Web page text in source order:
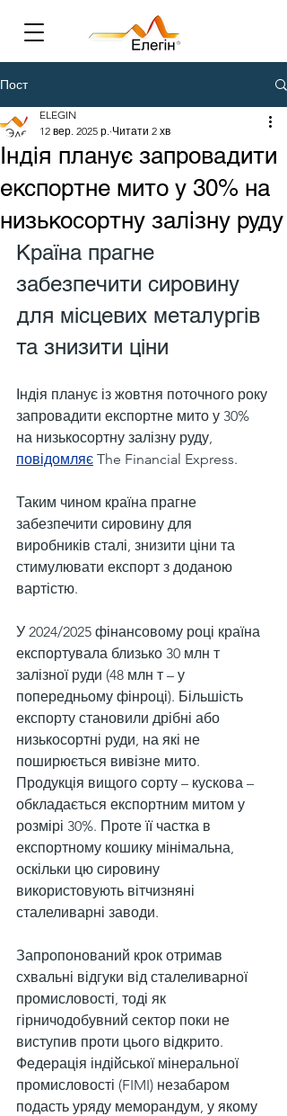
Пост
Індія планує запровадити
експортне мито у 30% на
низькосортну залізну руду
ELEGIN
12 вер. 2025 р. Читати 2 хв
Країна прагне
забезпечити сировину
для місцевих металургів
та знизити ціни
Індія планує із жовтня поточного року
запровадити експортне мито у 30%
на низькосортну залізну руду,
повідомляє The Financial Express.
Таким чином країна прагне
забезпечити сировину для
виробників сталі, знизити ціни та
стимулювати експорт з доданою
вартістю.
У 2024/2025 фінансовому році країна
експортувала близько 30 млн т
залізної руди (48 млн т – у
попередньому фінроці). Більшість
експорту становили дрібні або
низькосортні руди, на які не
поширюється вивізне мито.
Продукція вищого сорту – кускова –
обкладається експортним митом у
розмірі 30%. Проте її частка в
експортному кошику мінімальна,
оскільки цю сировину
використовують вітчизняні
сталеливарні заводи.
Запропонований крок отримав
схвальні відгуки від сталеливарної
промисловості, тоді як
гірничодобувний сектор поки не
виступив проти цього відкрито.
Федерація індійської мінеральної
промисловості (FIMI) незабаром
подасть уряду меморандум, у якому